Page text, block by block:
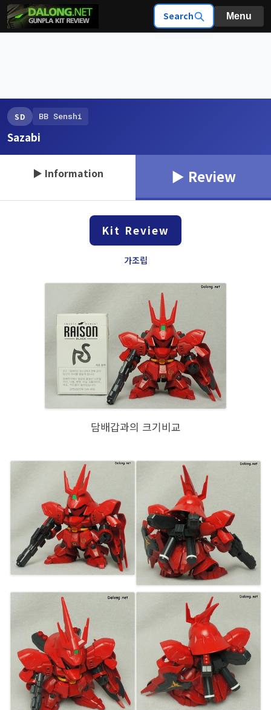
Search Menu
SD BB Senshi
Sazabi
▶ Information ▶ Review
Kit Review
가조립
담배갑과의 크기비교